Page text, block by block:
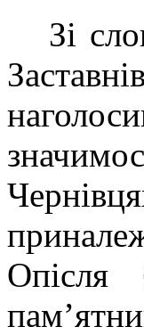
Зі
Опісля